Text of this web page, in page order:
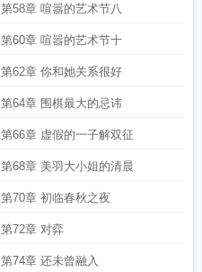
第58章 喧嚣的艺术节八
第60章 喧嚣的艺术节十
第62章 你和她关系很好
第64章 围棋最大的忌讳
第66章 虚假的一子解双征
第68章 美羽大小姐的清晨
第70章 初临春秋之夜
第72章 对弈
第74章 还未曾融入